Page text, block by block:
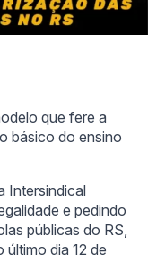
que fere a
básico do ensino
Intersindical
e pedindo
públicas do RS,
último dia 12 de